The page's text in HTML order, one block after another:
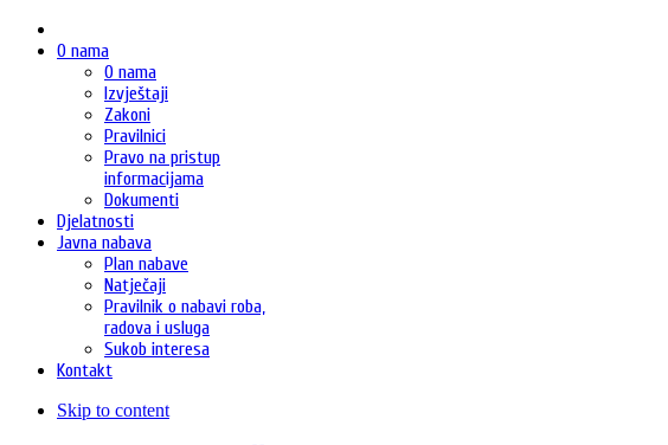
O nama
O nama
Izvještaji
Zakoni
Pravilnici
Pravo na pristup
informacijama
Dokumenti
Djelatnosti
Javna nabava
Plan nabave
Natječaji
Pravilnik o nabavi roba,
radova i usluga
Sukob interesa
Kontakt
Skip to content